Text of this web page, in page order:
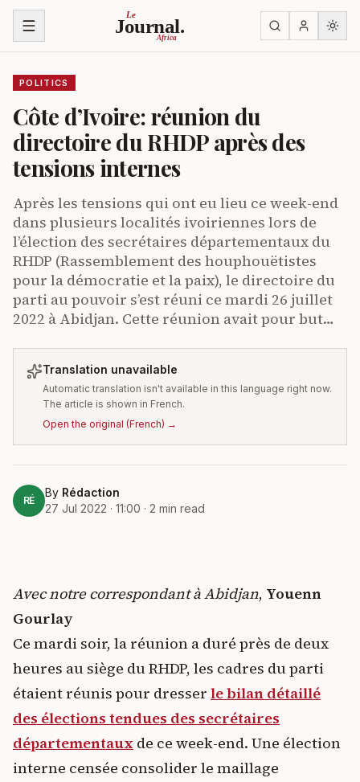
Skip to content Le
Journal.
Africa
POLITICS
Côte d’Ivoire: réunion du
directoire du RHDP après des
tensions internes
Après les tensions qui ont eu lieu ce week-end
dans plusieurs localités ivoiriennes lors de
l’élection des secrétaires départementaux du
RHDP (Rassemblement des houphouëtistes
pour la démocratie et la paix), le directoire du
parti au pouvoir s’est réuni ce mardi 26 juillet
2022 à Abidjan. Cette réunion avait pour but…
Translation unavailable
Automatic translation isn't available in this language right now.
The article is shown in French.
Open the original (French) →
RÉ
By Rédaction
27 Jul 2022 · 11:00 · 2 min read
Avec notre correspondant à Abidjan, Youenn
Gourlay
Ce mardi soir, la réunion a duré près de deux
heures au siège du RHDP, les cadres du parti
étaient réunis pour dresser le bilan détaillé
des élections tendues des secrétaires
départementaux de ce week-end. Une élection
interne censée consolider le maillage